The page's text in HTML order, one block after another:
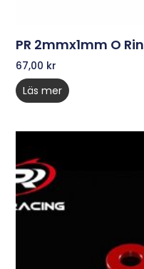
PR 2mmx1mm O
67,00 kr
Läs mer